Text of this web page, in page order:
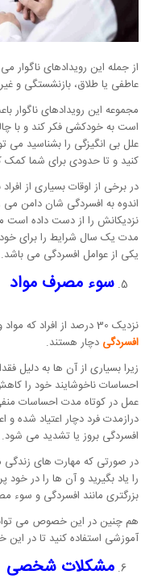
از جمله این رویدادهای
عاطفی یا طلاق، بازنشستگی و
مجموعه این رویدادهای ناگوار
است به خودکشی فکر کند و با
علل بی انگیزگی را بشناسید می
کنید و تا حدودی برای شما کمک
در برخی از اوقات بسیاری از
اندوه به افسردگی شان دامن
نزدیکانش را از دست داده است
مدت یک سال شرایط را برای
یکی از عوامل افسردگی می باشد.
سوء مصرف مواد
نزدیک 30 درصد از افراد که مواد و الکل استفاده می کنند به
افسردگی دچار هستند.
زیرا بسیاری از آن ها به دلیل
احساسات ناخوشایند خود را
عمل در کوتاه مدت احساسات
درازمدت فرد دچار اعتیاد شده و
افسردگی بروز یا تشدید می شود.
در صورتی که مهارت های زندگی
را یاد بگیرید و آن ها را در
بزرگتری مانند افسردگی و سوء
هم چنین در این خصوص می
آموزشی استفاده کنید تا در
مشکلات شخصی